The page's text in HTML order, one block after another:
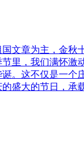
文章为主，金秋
里，我们满怀激
诞。这不仅是一个
盛大的节日，承